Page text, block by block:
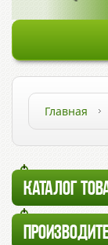
Главная
КАТАЛОГ